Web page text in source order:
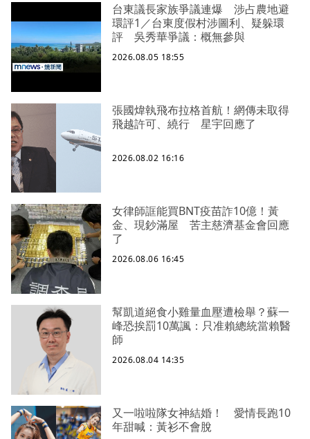
台東議長家族爭議連爆 涉占農地避
環評1／台東度假村涉圖利、疑躲環
評 吳秀華爭議：概無參與
2026.08.05 18:55
張國煒執飛布拉格首航！網傳未取得
飛越許可、繞行 星宇回應了
2026.08.02 16:16
女律師誆能買BNT疫苗詐10億！黃
金、現鈔滿屋 苦主慈濟基金會回應
了
2026.08.06 16:45
幫凱道絕食小雞量血壓遭檢舉？蘇一
峰恐挨罰10萬諷：只准賴總統當賴醫
師
2026.08.04 14:35
又一啦啦隊女神結婚！ 愛情長跑10
年甜喊：黃衫不會脫